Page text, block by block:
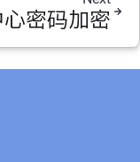
密码加密